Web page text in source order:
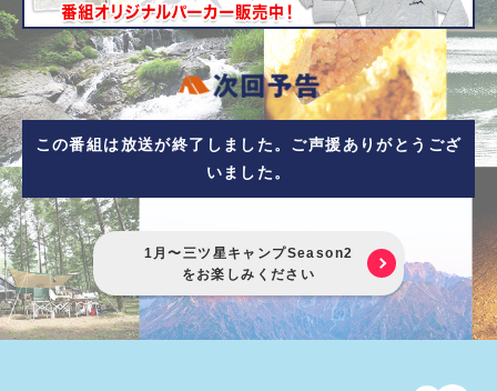
この番組は放送が終了しました。ご声援ありがとうござ
いました。
1月〜三ツ星キャンプSeason2
をお楽しみください